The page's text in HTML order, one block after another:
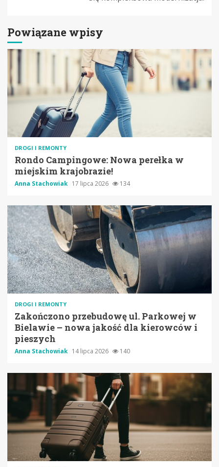
Powiązane wpisy
DROGI I REMONTY
Rondo Campingowe: Nowa perełka w
miejskim krajobrazie!
Anna Stachowiak 17 lipca 2026 134
DROGI I REMONTY
Zakończono przebudowę ul. Parkowej w
Bielawie – nowa jakość dla kierowców i
pieszych
Anna Stachowiak 14 lipca 2026 140